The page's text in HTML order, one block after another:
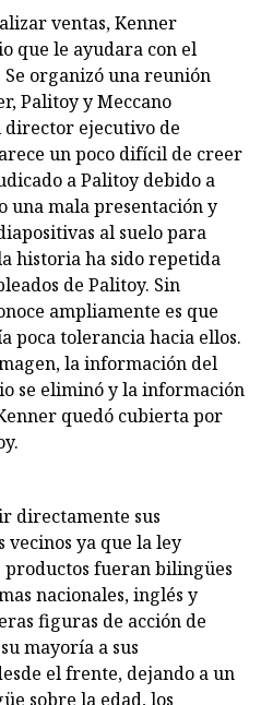
ventas, Kenner
que le ayudara con el
organizó una reunión
Palitoy y Meccano
ejecutivo de
un poco difícil de creer
a Palitoy debido a
una mala presentación y
al suelo para
historia ha sido repetida
de Palitoy. Sin
ampliamente es que
poca tolerancia hacia ellos.
la información del
se eliminó y la información
quedó cubierta por
directamente sus
vecinos ya que la ley
productos fueran bilingües
nacionales, inglés y
figuras de acción de
mayoría a sus
el frente, dejando a un
sobre la edad, los